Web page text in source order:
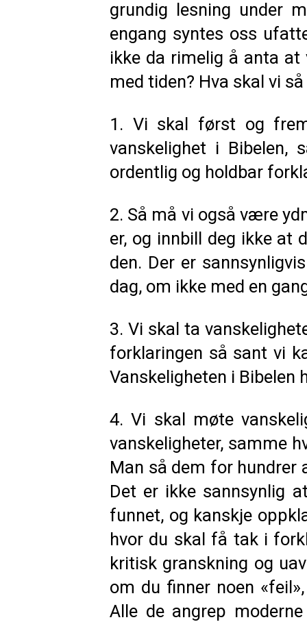
grundig lesning under
engang syntes oss
ikke da rimelig å anta at
med tiden? Hva skal vi
1. Vi skal først og
vanskelighet i
ordentlig og holdbar
2. Så må vi også være
er, og innbill deg ikke at
den. Der er
dag, om ikke med en
3. Vi skal ta
forklaringen så sant vi
Vanskeligheten i Bibelen
4. Vi skal møte
vanskeligheter, samme
Man så dem for hundrer
Det er ikke sannsynlig
funnet, og kanskje
hvor du skal få tak i
kritisk granskning og
om du finner noen
Alle de angrep